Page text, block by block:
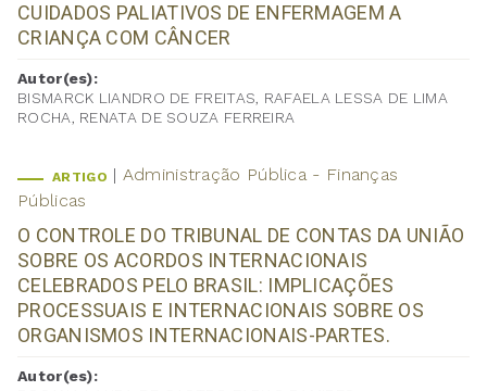
CUIDADOS PALIATIVOS DE ENFERMAGEM A
CRIANÇA COM CÂNCER
Autor(es):
BISMARCK LIANDRO DE FREITAS, RAFAELA LESSA DE LIMA
ROCHA, RENATA DE SOUZA FERREIRA
ARTIGO
Administração Pública - Finanças
Públicas
O CONTROLE DO TRIBUNAL DE CONTAS DA UNIÃO
SOBRE OS ACORDOS INTERNACIONAIS
CELEBRADOS PELO BRASIL: IMPLICAÇÕES
PROCESSUAIS E INTERNACIONAIS SOBRE OS
ORGANISMOS INTERNACIONAIS-PARTES.
Autor(es):